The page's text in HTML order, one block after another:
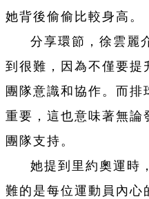
她背後偷偷比較身高。
分享環節，徐雲麗
到很難，因為不僅要提
團隊意識和協作。而排
重要，這也意味著無論
團隊支持。
她提到里約奧運時
難的是每位運動員內心